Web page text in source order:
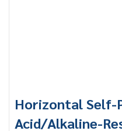
Horizontal Self-
Acid/Alkaline-